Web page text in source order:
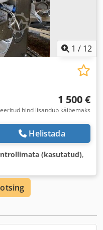
1 / 12
1 500 €
hind lisandub käibemaks
Helistada
(kasutatud),